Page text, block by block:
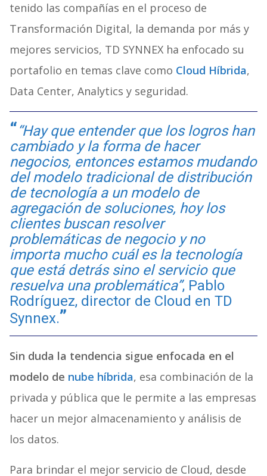
tenido las compañías en el proceso de
Transformación Digital, la demanda por más y
mejores servicios, TD SYNNEX ha enfocado su
portafolio en temas clave como Cloud Híbrida,
Data Center, Analytics y seguridad.
“Hay que entender que los logros han
cambiado y la forma de hacer
negocios, entonces estamos mudando
del modelo tradicional de distribución
de tecnología a un modelo de
agregación de soluciones, hoy los
clientes buscan resolver
problemáticas de negocio y no
importa mucho cuál es la tecnología
que está detrás sino el servicio que
resuelva una problemática”, Pablo
Rodríguez, director de Cloud en TD
Synnex.
Sin duda la tendencia sigue enfocada en el
modelo de nube híbrida, esa combinación de la
privada y pública que le permite a las empresas
hacer un mejor almacenamiento y análisis de
los datos.
Para brindar el mejor servicio de Cloud, desde